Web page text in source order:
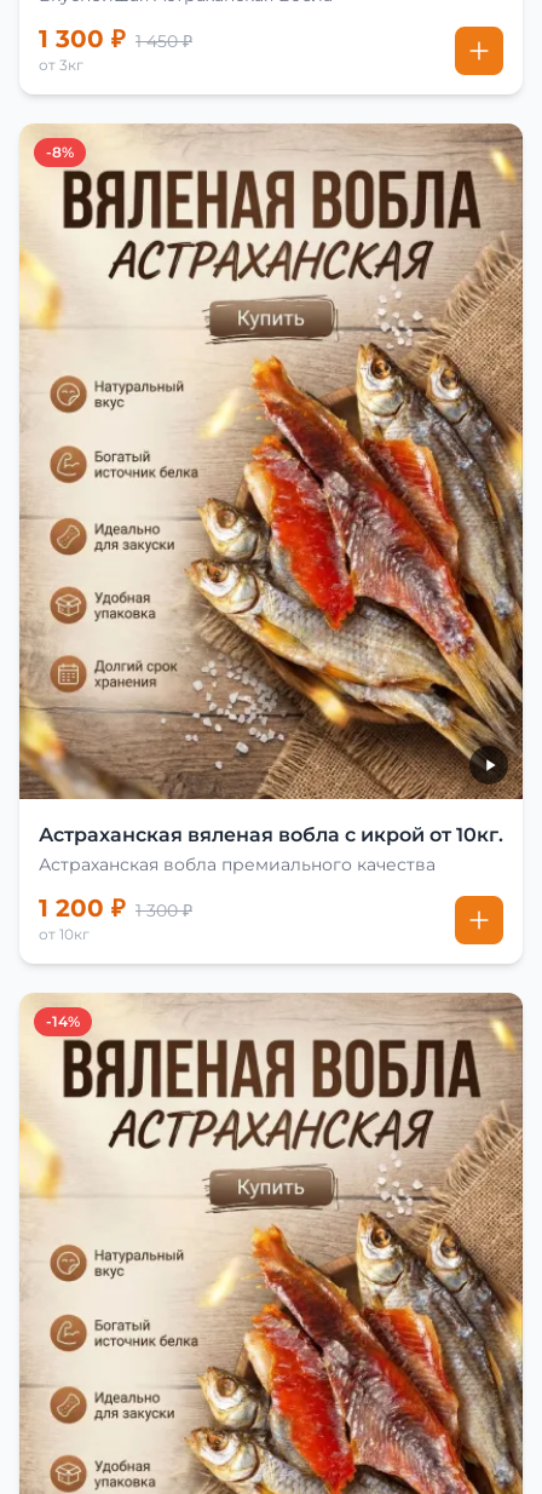
1 300 ₽ 1 450 ₽
от 3кг
-8%
Астраханская вяленая вобла с икрой от 10кг.
Астраханская вобла премиального качества
1 200 ₽ 1 300 ₽
от 10кг
-14%